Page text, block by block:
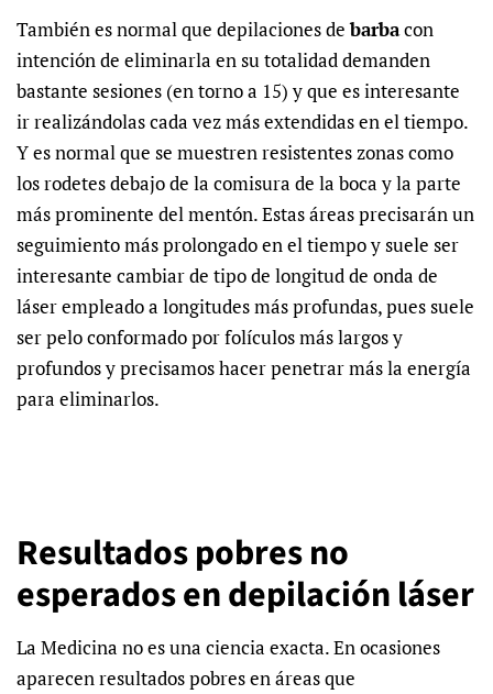
También es normal que depilaciones de barbacon
intención de eliminarla en su totalidad demanden
bastante sesiones (en torno a 15) y que es interesante
ir realizándolas cada vez más extendidas en el tiempo.
Y es normal que se muestren resistentes zonas como
los rodetes debajo de la comisura de la boca y la parte
más prominente del mentón. Estas áreas precisarán un
seguimiento más prolongado en el tiempo y suele ser
interesante cambiar de tipo de longitud de onda de
láser empleado a longitudes más profundas, pues suele
ser pelo conformado por folículos más largos y
profundos y precisamos hacer penetrar más la energía
para eliminarlos.
Resultados pobres no
esperados en depilación láser
La Medicina no es una ciencia exacta. En ocasiones
aparecen resultados pobres en áreas que